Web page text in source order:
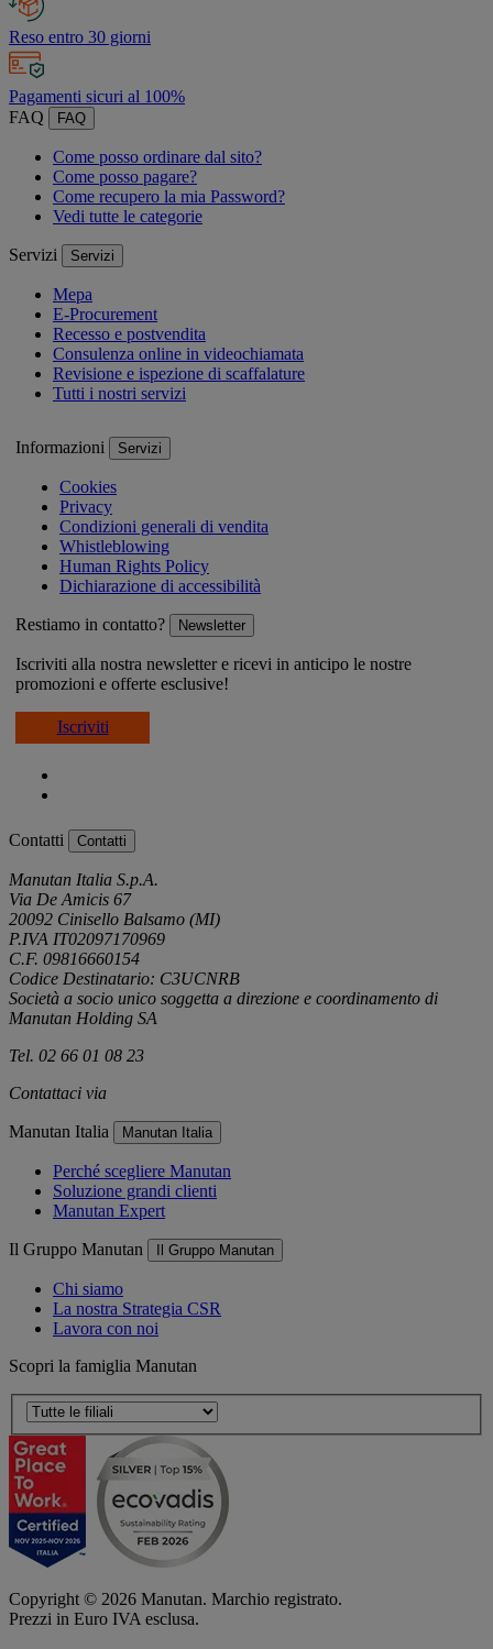
Reso entro 30 giorni
Pagamenti sicuri al 100%
FAQ
FAQ
Come posso ordinare dal sito?
Come posso pagare?
Come recupero la mia Password?
Vedi tutte le categorie
Servizi Servizi
Mepa
E-Procurement
Recesso e postvendita
Consulenza online in videochiamata
Revisione e ispezione di scaffalature
Tutti i nostri servizi
Informazioni Servizi
Cookies
Privacy
Condizioni generali di vendita
Whistleblowing
Human Rights Policy
Dichiarazione di accessibilità
Restiamo in contatto? Newsletter
Iscriviti alla nostra newsletter e ricevi in anticipo le nostre
promozioni e offerte esclusive!
Iscriviti
Contatti Contatti
Manutan Italia S.p.A.
Via De Amicis 67
20092 Cinisello Balsamo (MI)
P.IVA IT02097170969
C.F. 09816660154
Codice Destinatario: C3UCNRB
Società a socio unico soggetta a direzione e coordinamento di
Manutan Holding SA
Tel. 02 66 01 08 23
Contattaci via
Manutan Italia Manutan Italia
Perché scegliere Manutan
Soluzione grandi clienti
Manutan Expert
Il Gruppo Manutan Il Gruppo Manutan
Chi siamo
La nostra Strategia CSR
Lavora con noi
Scopri la famiglia Manutan
Copyright © 2026 Manutan. Marchio registrato.
Prezzi in Euro IVA esclusa.